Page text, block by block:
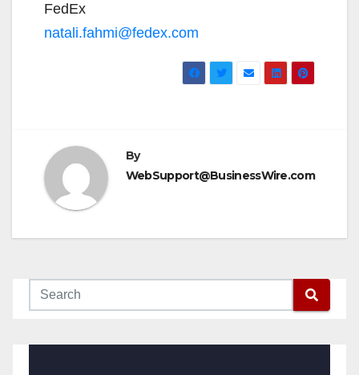
FedEx
natali.fahmi@fedex.com
By
WebSupport@BusinessWire.com